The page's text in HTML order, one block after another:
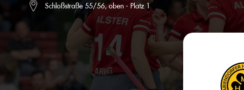
Schloßstraße 55/56, oben - Platz 1